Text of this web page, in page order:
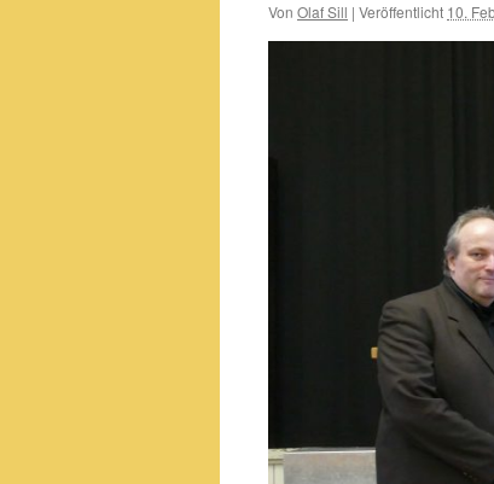
Von Olaf Sill | Veröffentlicht 10.